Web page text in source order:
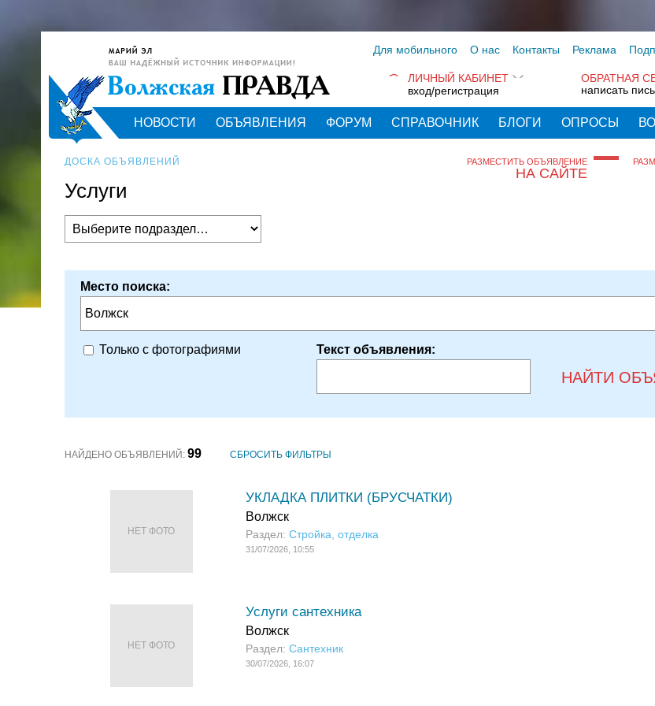
Для мобильного О нас Контакты Реклама
ОБРАТНАЯ
написать
ЛИЧНЫЙ КАБИНЕТ
вход/регистрация
НОВОСТИ ОБЪЯВЛЕНИЯ ФОРУМ СПРАВОЧНИК БЛОГИ ОПРОСЫ
РАЗМЕСТИТЬ ОБЪЯВЛЕНИЕ
НА САЙТЕ
ДОСКА ОБЪЯВЛЕНИЙ
Услуги
Место поиска:
Волжск
Только с фотографиями Текст объявления:
НАЙТИ
НАЙДЕНО ОБЪЯВЛЕНИЙ: 99 СБРОСИТЬ ФИЛЬТРЫ
НЕТ ФОТО
УКЛАДКА ПЛИТКИ (БРУСЧАТКИ)
Волжск
Раздел: Стройка, отделка
31/07/2026, 10:55
НЕТ ФОТО
Услуги сантехника
Волжск
Раздел: Сантехник
30/07/2026, 16:07